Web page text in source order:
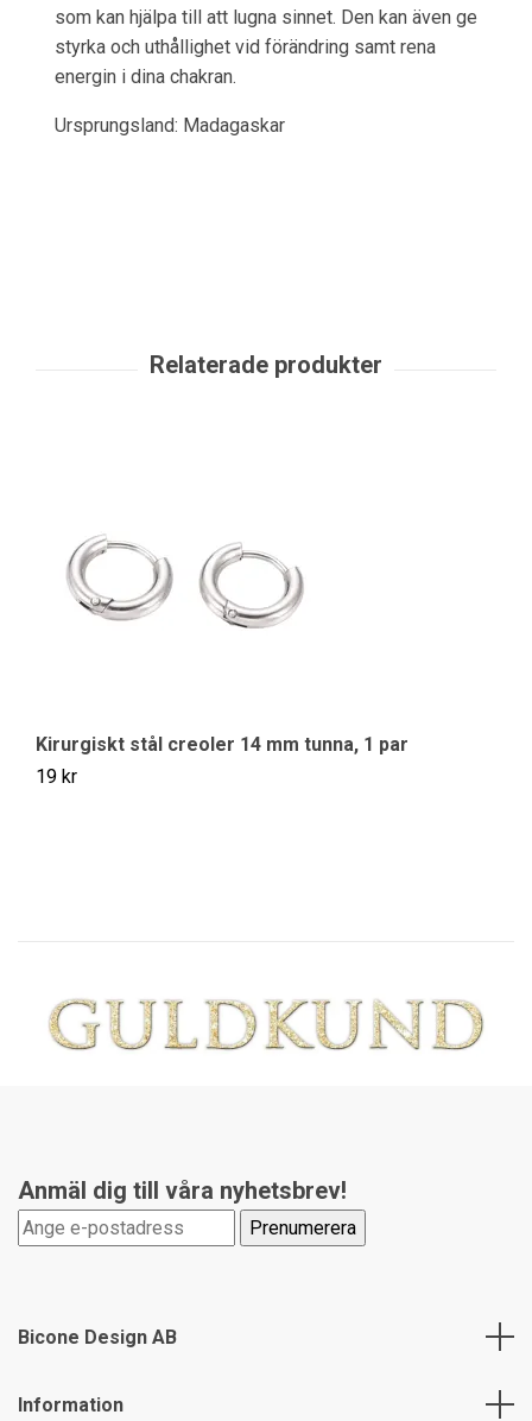
som kan hjälpa till att lugna sinnet. Den kan även ge
styrka och uthållighet vid förändring samt rena
energin i dina chakran.
Ursprungsland: Madagaskar
Kirurgiskt stål creoler 14 mm tunna, 1 par
19 kr
Anmäl dig till våra nyhetsbrev!
Bicone Design AB
Information